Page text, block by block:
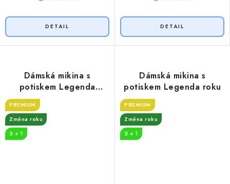
Dámská mikina s
potiskem Legenda
PREMIUM
Změna roku
2 + 1
Dámská mikina s
potiskem Legenda roku
PREMIUM
Změna roku
2 + 1